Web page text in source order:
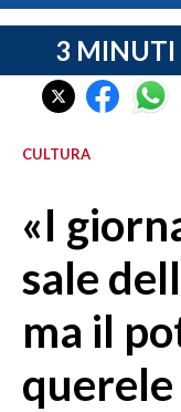
CRONACA SARDEGNA
CAGLIARI
SULCIS IGLESIENTE
ORISTANO E
SASSARI E PROVINCIA
GALLURA
NUORO E PROVINCIA
OGLIASTRA
AGENDA
3 MINUTI
CULTURA
«I
sale
ma il